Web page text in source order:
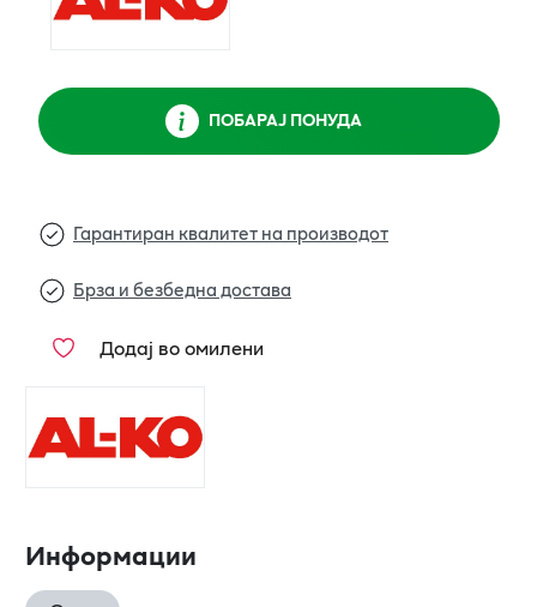
ПОБАРАЈ ПОНУДА
Гарантиран квалитет на производот
Брза и безбедна достава
Додај во омилени
Информации